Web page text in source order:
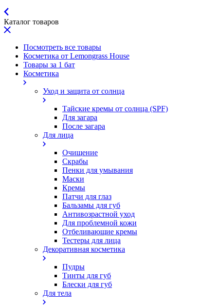
Каталог товаров
Посмотреть все товары
Косметика от Lemongrass House
Товары за 1 бат
Косметика
Уход и защита от солнца
Тайские кремы от солнца (SPF)
Для загара
После загара
Для лица
Очищение
Скрабы
Пенки для умывания
Маски
Кремы
Патчи для глаз
Бальзамы для губ
Антивозрастной уход
Для проблемной кожи
Oтбеливающие кремы
Тестеры для лица
Декоративная косметика
Пудры
Тинты для губ
Блески для губ
Для тела